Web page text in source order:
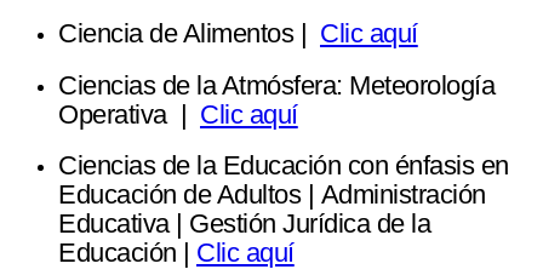
Ciencia de Alimentos | Clic aquí
Ciencias de la Atmósfera: Meteorología
Operativa | Clic aquí
Ciencias de la Educación con énfasis en
Educación de Adultos | Administración
Educativa | Gestión Jurídica de la
Educación | Clic aquí